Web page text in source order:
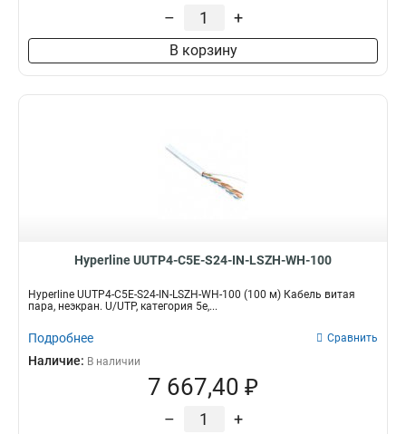
– +
В корзину
Hyperline UUTP4-C5E-S24-IN-LSZH-WH-100
Hyperline UUTP4-C5E-S24-IN-LSZH-WH-100 (100 м) Кабель витая
пара, неэкран. U/UTP, категория 5e,...
Подробнее Сравнить
Наличие: В наличии
7 667,40 ₽
– +